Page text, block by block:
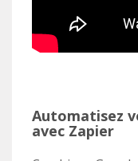
Automatisez
avec Zapier